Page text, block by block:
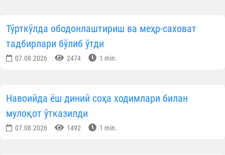
Тўрткўлда ободонлаштириш ва меҳр-саховат
тадбирлари бўлиб ўтди
07.08.2026 2474 1 min.
Навоийда ёш диний соҳа ходимлари билан
мулоқот ўтказилди
07.08.2026 1492 1 min.